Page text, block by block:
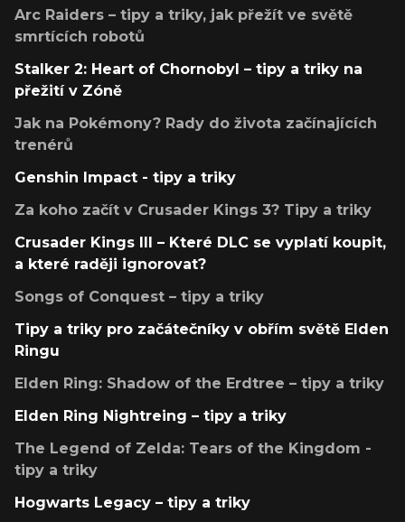
Arc Raiders – tipy a triky, jak přežít ve světě
smrtících robotů
Stalker 2: Heart of Chornobyl – tipy a triky na
přežití v Zóně
Jak na Pokémony? Rady do života začínajících
trenérů
Genshin Impact - tipy a triky
Za koho začít v Crusader Kings 3? Tipy a triky
Crusader Kings III – Které DLC se vyplatí koupit,
a které raději ignorovat?
Songs of Conquest – tipy a triky
Tipy a triky pro začátečníky v obřím světě Elden
Ringu
Elden Ring: Shadow of the Erdtree – tipy a triky
Elden Ring Nightreing – tipy a triky
The Legend of Zelda: Tears of the Kingdom -
tipy a triky
Hogwarts Legacy – tipy a triky